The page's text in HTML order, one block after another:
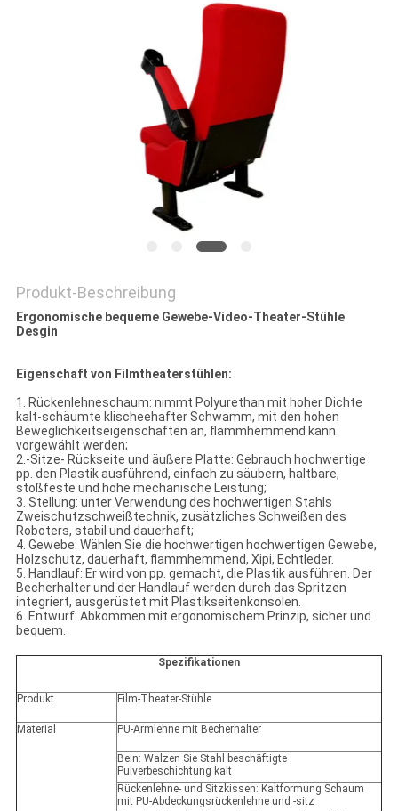
Produkt-Beschreibung
Ergonomische bequeme Gewebe-Video-Theater-Stühle
Desgin
Eigenschaft von Filmtheaterstühlen:
1. Rückenlehneschaum: nimmt Polyurethan mit hoher Dichte
kalt-schäumte klischeehafter Schwamm, mit den hohen
Beweglichkeitseigenschaften an, flammhemmend kann
vorgewählt werden;
2.-Sitze- Rückseite und äußere Platte: Gebrauch hochwertige
pp. den Plastik ausführend, einfach zu säubern, haltbare,
stoßfeste und hohe mechanische Leistung;
3. Stellung: unter Verwendung des hochwertigen Stahls
Zweischutzschweißtechnik, zusätzliches Schweißen des
Roboters, stabil und dauerhaft;
4. Gewebe: Wählen Sie die hochwertigen hochwertigen Gewebe,
Holzschutz, dauerhaft, flammhemmend, Xipi, Echtleder.
5. Handlauf: Er wird von pp. gemacht, die Plastik ausführen. Der
Becherhalter und der Handlauf werden durch das Spritzen
integriert, ausgerüstet mit Plastikseitenkonsolen.
6. Entwurf: Abkommen mit ergonomischem Prinzip, sicher und
bequem.
Spezifikationen
Produkt Film-Theater-Stühle
Material PU-Armlehne mit Becherhalter
Bein: Walzen Sie Stahl beschäftigte
Pulverbeschichtung kalt
Rückenlehne- und Sitzkissen: Kaltformung Schaum
mit PU-Abdeckungsrückenlehne und -sitz